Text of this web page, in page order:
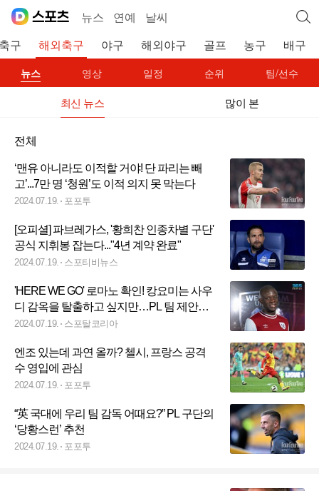
뉴스 연예 날씨
구 해외축구 야구 해외야구 골프 농구 배구
뉴스 영상 일정 순위 팀/선수
최신 뉴스 많이 본
전체
‘맨유 아니라도 이적할 거야! 단 파리는 빼
고’...7만 명 ‘청원’도 이적 의지 못 막는다
2024.07.19. 포포투
[오피셜] 파브레가스, '황희찬 인종차별 구단'
공식 지휘봉 잡는다..."4년 계약 완료"
2024.07.19. 스포티비뉴스
'HERE WE GO' 로마노 확인! 캉요미는 사우
디 감옥을 탈출하고 싶지만…PL 팀 제안→
돌아온 대답은 "응, 안 돼"
2024.07.19. 스포탈코리아
엔조 있는데 과연 올까? 첼시, 프랑스 공격
수 영입에 관심
2024.07.19. 포포투
“英 국대에 우리 팀 감독 어때요?” PL 구단의
‘당황스런’ 추천
2024.07.19. 포포투